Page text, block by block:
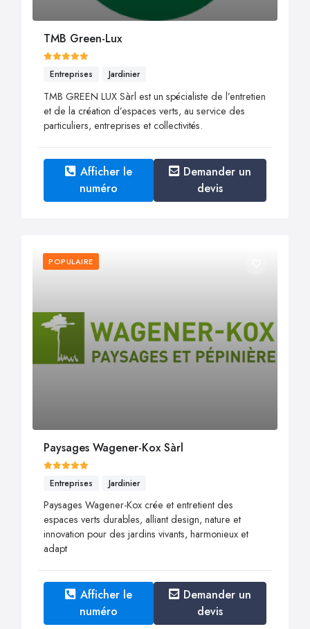
TMB Green-Lux
Entreprises Jardinier
TMB GREEN LUX Sàrl est un spécialiste de l’entretien
et de la création d’espaces verts, au service des
particuliers, entreprises et collectivités.
Afficher le
numéro
Demander un
devis
POPULAIRE
Paysages Wagener-Kox Sàrl
Entreprises Jardinier
Paysages Wagener-Kox crée et entretient des
espaces verts durables, alliant design, nature et
innovation pour des jardins vivants, harmonieux et
adapt
Afficher le
numéro
Demander un
devis